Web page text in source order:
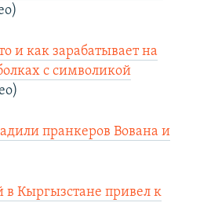
и как зарабатывает на
с символикой
пранкеров Вована и
в Кыргызстане привел к